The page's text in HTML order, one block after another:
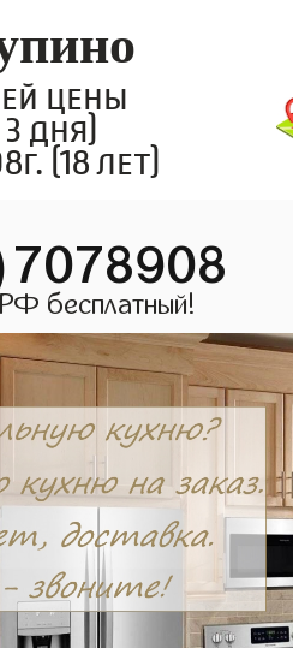
цены
дня)
(18 лет)
бесплатный!